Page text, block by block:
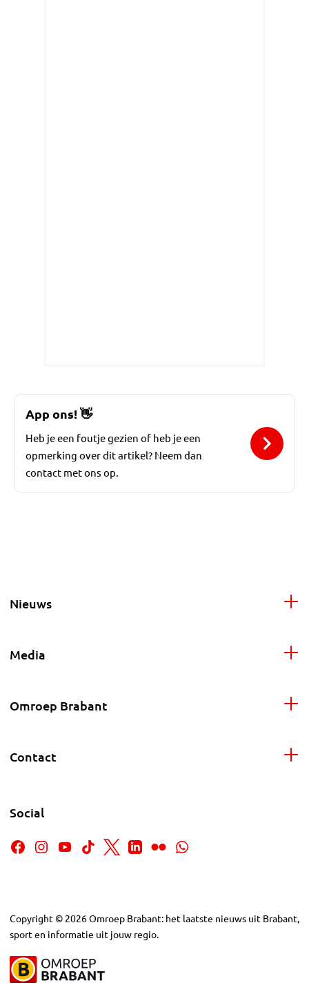
App ons!👋
Heb je een foutje gezien of heb je een
opmerking over dit artikel? Neem dan
contact met ons op.
Nieuws
Media
Omroep Brabant
Contact
Social
Copyright © 2026Omroep Brabant: het laatste nieuws uit Brabant,
sport en informatie uit jouw regio.